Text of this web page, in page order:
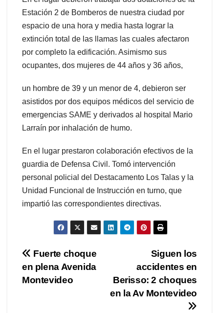
Estación 2 de Bomberos de nuestra ciudad por
espacio de una hora y media hasta lograr la
extinción total de las llamas las cuales afectaron
por completo la edificación. Asimismo sus
ocupantes, dos mujeres de 44 años y 36 años,
un hombre de 39 y un menor de 4, debieron ser
asistidos por dos equipos médicos del servicio de
emergencias SAME y derivados al hospital Mario
Larraín por inhalación de humo.
En el lugar prestaron colaboración efectivos de la
guardia de Defensa Civil. Tomó intervención
personal policial del Destacamento Los Talas y la
Unidad Funcional de Instrucción en turno, que
impartió las correspondientes directivas.
Navegación
de
Siguen los
accidentes en
Berisso: 2 choques
en la Av Montevideo
Fuerte choque
en plena Avenida
Montevideo